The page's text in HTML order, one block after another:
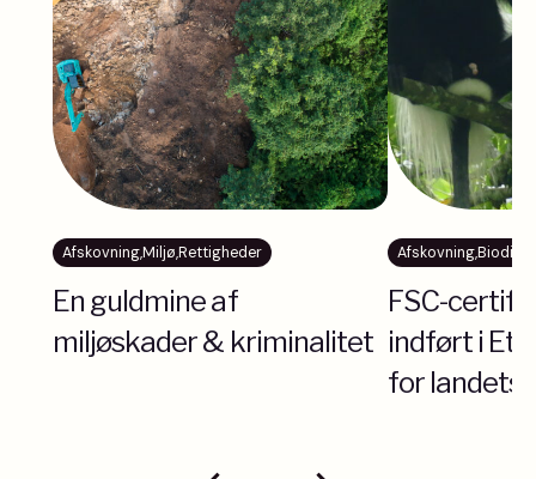
Afskovning,Miljø,Rettigheder
En guldmine af
miljøskader & kriminalitet
Afskovning,
FSC-
indført i
for landets